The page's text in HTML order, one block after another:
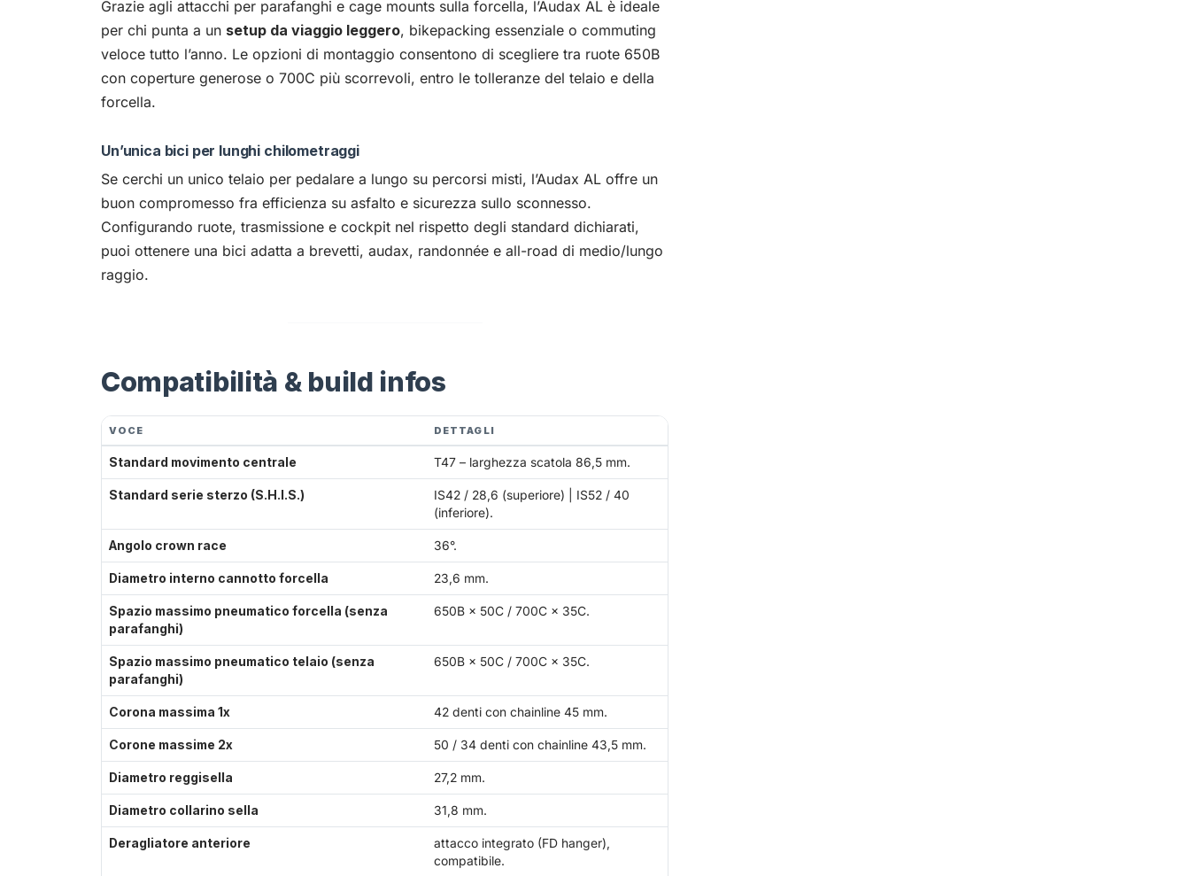
Grazie agli attacchi per parafanghi e cage mounts sulla forcella, l’Audax AL è ideale
per chi punta a un setup da viaggio leggero, bikepacking essenziale o commuting
veloce tutto l’anno. Le opzioni di montaggio consentono di scegliere tra ruote 650B
con coperture generose o 700C più scorrevoli, entro le tolleranze del telaio e della
forcella.
Un’unica bici per lunghi chilometraggi
Se cerchi un unico telaio per pedalare a lungo su percorsi misti, l’Audax AL offre un
buon compromesso fra efficienza su asfalto e sicurezza sullo sconnesso.
Configurando ruote, trasmissione e cockpit nel rispetto degli standard dichiarati,
puoi ottenere una bici adatta a brevetti, audax, randonnée e all-road di medio/lungo
raggio.
Compatibilità & build infos
VOCE DETTAGLI
Standard movimento centrale T47 – larghezza scatola 86,5 mm.
Standard serie sterzo (S.H.I.S.)
IS42 / 28,6 (superiore) | IS52 / 40
(inferiore).
Angolo crown race 36°.
Diametro interno cannotto forcella 23,6 mm.
Spazio massimo pneumatico forcella (senza
parafanghi)
650B × 50C / 700C × 35C.
Spazio massimo pneumatico telaio (senza
parafanghi)
650B × 50C / 700C × 35C.
Corona massima 1x 42 denti con chainline 45 mm.
Corone massime 2x 50 / 34 denti con chainline 43,5 mm.
Diametro reggisella 27,2 mm.
Diametro collarino sella 31,8 mm.
Deragliatore anteriore
attacco integrato (FD hanger),
compatibile.